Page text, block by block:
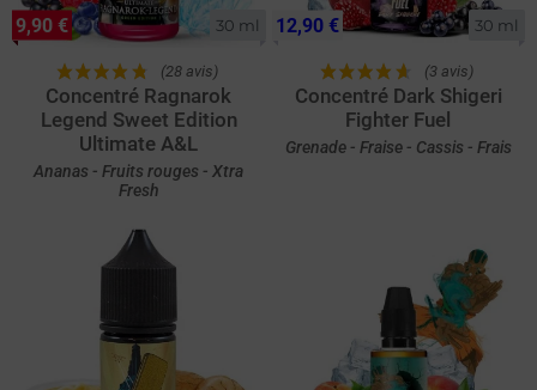
30 ml
(28 avis)
Concentré Ragnarok
Legend Sweet Edition
Ultimate A&L
Ananas - Fruits rouges - Xtra
Fresh
9,90 € 30 ml
(3 avis)
Concentré Dark Shigeri
Fighter Fuel
Grenade - Fraise - Cassis - Frais
12,90 €